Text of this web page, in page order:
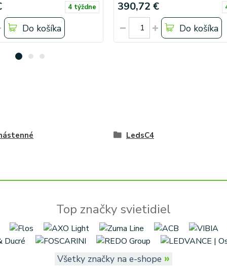
4 týždne
Do košíka
390,72 €
Do košíka
LedsC4
Top značky svietidiel
Všetky značky na e-shope »